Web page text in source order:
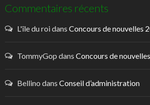
Commentaires récents
L'île du roidans Concours de nouvelles
TommyGop dans Concours de
Bellino dans Conseil d’administration